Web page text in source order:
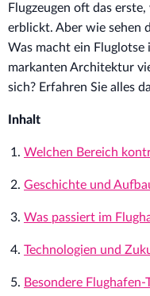
Flugzeugen oft das
erblickt. Aber wie sehen
Was macht ein Fluglotse
markanten Architektur
sich? Erfahren Sie alles
Inhalt
Welchen Bereich
Geschichte und
Was passiert im
Technologien und
Besondere